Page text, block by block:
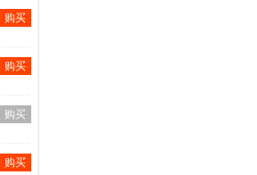
购买
购买
购买
购买